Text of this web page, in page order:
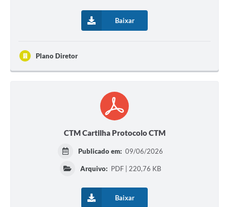
Gabinetes e Secretarias
Baixar
Plano Diretor
CTM Cartilha Protocolo CTM
Publicado em: 09/06/2026
Arquivo: PDF | 220,76 KB
Baixar